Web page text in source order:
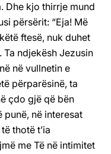
Dhe kjo thirrje mund
përsërit: “Eja! Më
ftesë, nuk duhet
ndjekësh Jezusin
në vullnetin e
përparësinë, ta
çdo gjë që bën
punë, në interesat
thotë t’ia
me Të në intimitet